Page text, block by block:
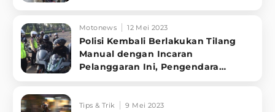
Motonews 12 Mei 2023
Polisi Kembali Berlakukan Tilang
Manual dengan Incaran
Pelanggaran Ini, Pengendara
Tips & Trik 9 Mei 2023